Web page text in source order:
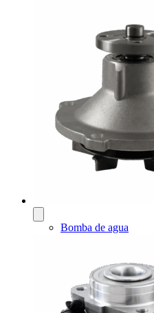
Bomba de agua